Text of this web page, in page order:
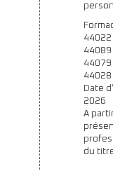
44022
44089
44079
44028
Date
2026
A
du